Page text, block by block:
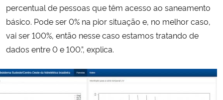
percentual de pessoas que têm acesso ao saneamento
básico. Pode ser 0% na pior situação e, no melhor caso,
vai ser 100%, então nesse caso estamos tratando de
dados entre 0 e 100.”, explica.